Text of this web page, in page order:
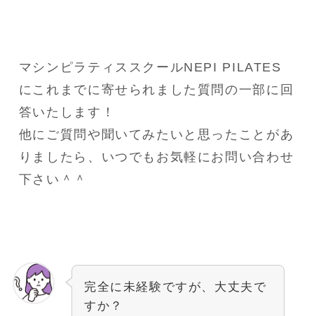
マシンピラティススクールNEPI PILATES
にこれまでに寄せられました質問の一部に回
答いたします！
他にご質問や聞いてみたいと思ったことがあ
りましたら、いつでもお気軽にお問い合わせ
下さい＾＾
完全に未経験ですが、大丈夫で
すか？